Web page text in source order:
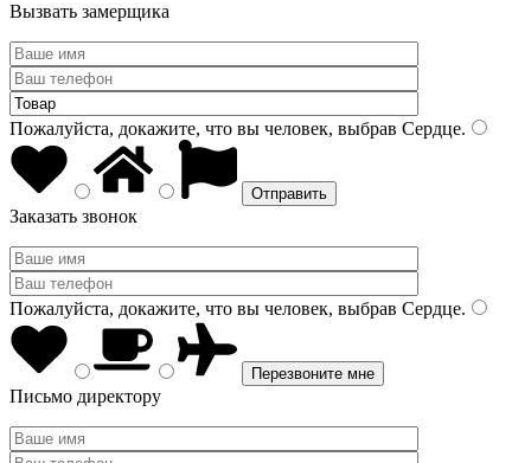
Вызвать замерщика
Пожалуйста, докажите, что вы человек, выбрав Сердце.
Заказать звонок
Пожалуйста, докажите, что вы человек, выбрав Сердце.
Письмо директору